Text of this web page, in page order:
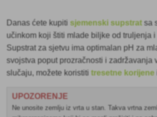
Danas ćete kupiti sjemenski supstrat sa
učinkom koji štiti mlade biljke od truljenja i
Supstrat za sjetvu ima optimalan pH za
svojstva poput prozračnosti i zadržavanja
slučaju, možete koristititresetne korijene
UPOZORENJE
Ne unosite zemlju iz vrta u stan. Takva vrtna